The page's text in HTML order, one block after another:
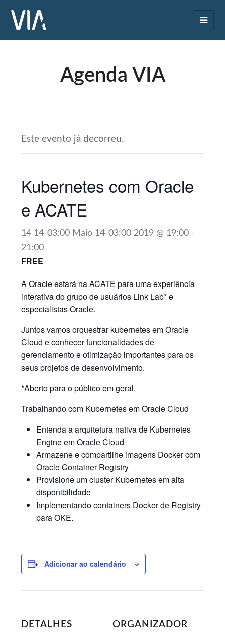
Agenda VIA
Este evento já decorreu.
Kubernetes com Oracle
e ACATE
14 14-03:00 Maio 14-03:00 2019 @ 19:00 -
21:00
FREE
A Oracle estará na ACATE para uma experiência
interativa do grupo de usuários Link Lab* e
especialistas Oracle.
Juntos vamos orquestrar kubernetes em Oracle
Cloud e conhecer funcionalidades de
gerenciamento e otimização importantes para os
seus projetos de desenvolvimento.
*Aberto para o público em geral.
Trabalhando com Kubernetes em Oracle Cloud
Entenda a arquitetura nativa de Kubernetes
Engine em Oracle Cloud
Armazene e compartilhe imagens Docker com
Oracle Container Registry
Provisione um cluster Kubernetes em alta
disponibilidade
Implementando containers Docker de Registry
para OKE.
Adicionar ao calendário
DETALHES ORGANIZADOR